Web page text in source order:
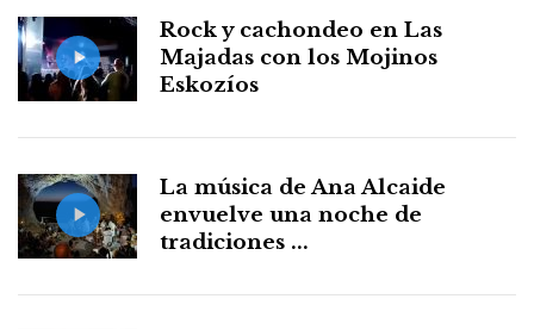
Rock y cachondeo en Las
Majadas con los Mojinos
Eskozíos
La música de Ana Alcaide
envuelve una noche de
tradiciones ...